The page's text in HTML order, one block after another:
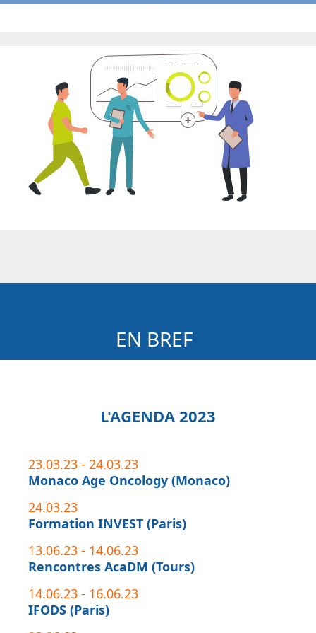
EN BREF
‍L'AGENDA 2023
23.03.23 - 24.03.23
Monaco Age Oncology (Monaco)
24.03.23
Formation INVEST (Paris)
13.06.23 - 14.06.23
Rencontres AcaDM (Tours)
14.06.23 - 16.06.23
IFODS (Paris)